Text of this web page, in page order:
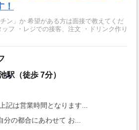
ン」か 希望がある方は面接で教えてくだ
駅（徒歩 7分）
は営業時間となります...
の都合にあわせて お...